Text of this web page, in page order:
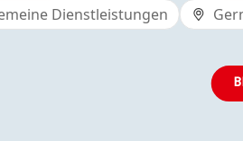
Dienstleistungen